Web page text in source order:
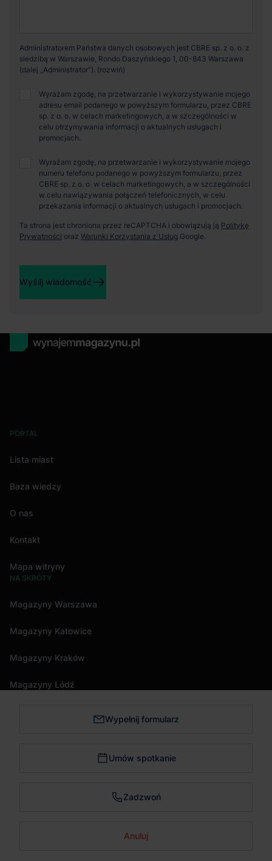
Administratorem Państwa danych osobowych jest CBRE sp. z o. o. z
siedzibą w Warszawie, Rondo Daszyńskiego 1, 00-843 Warszawa
(dalej „Administrator”).
Wyrażam zgodę, na przetwarzanie i wykorzystywanie mojego
adresu email podanego w powyższym formularzu, przez CBRE
sp. z o. o. w celach marketingowych, a w szczególności w
celu otrzymywania informacji o aktualnych usługach i
promocjach.
Wyrażam zgodę, na przetwarzanie i wykorzystywanie mojego
numeru telefonu podanego w powyższym formularzu, przez
CBRE sp. z o. o. w celach marketingowych, a w szczególności
w celu nawiązywania połączeń telefonicznych, w celu
przekazania informacji o aktualnych usługach i promocjach.
Ta strona jest chroniona przez reCAPTCHA i obowiązują ją Politykę
Prywatności oraz Warunki Korzystania z Usług Google.
Wyślij wiadomość
PORTAL
Lista miast
Baza wiedzy
O nas
Kontakt
Mapa witryny
NA SKRÓTY
Magazyny Warszawa
Magazyny Katowice
Magazyny Kraków
Magazyny Łódź
Magazyny Trójmiasto Wypełnij formularz
Umów spotkanie
Zadzwoń
Anuluj